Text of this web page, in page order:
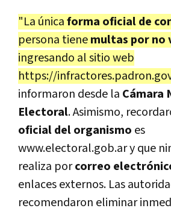
"La únicaforma oficial de
persona tienemultas por no
ingresando al sitio web
https://
informaron desde la Cámara
Electoral. Asimismo,
oficial del organismo es
www.electoral.gob.ar y que
realiza porcorreo
enlaces externos. Las
recomendaron eliminar